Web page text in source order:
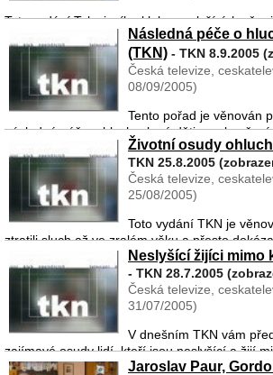
Toto vydání Televizního klubu neslyšících
jsou těžce sluchově postiženi, nepatří však do
neslyšících a přitom bojují se stejnými a
problémy, které vyplývají z jejich postiž ...
Následná péče o
(TKN) - TKN 8.9.2005
Česká televize,
08/09/2005)
Tento pořad je věnován
následné péče o hluchoslepé děti po ukončení
docházky. Byla vybrána třída hluchoslepých,
České republice, a to v Základní škole pro
Životní osudy
TKN 25.8.2005
Česká televize,
25/08/2005)
Toto vydání TKN je
ztratili sluch až ve zralém věku a přesto
obrovské komunikační bariéry, které před ně
postavilo. Paní Vojtěchová ohluchla po virové
Neslyšící žijíci mimo
- TKN 28.7.2005
Česká televize,
31/07/2005)
V dnešním TKN vám
zajímavé osudy lidí, kteří jsou neslyšící a žijí
Pavel Martínek utrpěl těžký úraz, při kterém
Jaroslav Paur,